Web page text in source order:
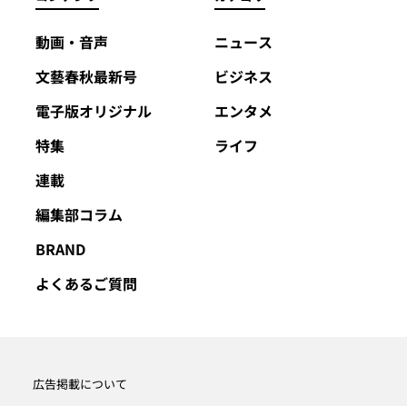
動画・音声
文藝春秋最新号
電子版オリジナル
特集
連載
編集部コラム
BRAND
よくあるご質問
ニュース
ビジネス
エンタメ
ライフ
広告掲載について